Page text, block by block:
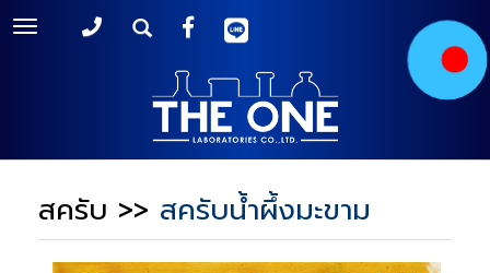
Toggle
สครับ >> สครับน้ำผึ้งมะขาม